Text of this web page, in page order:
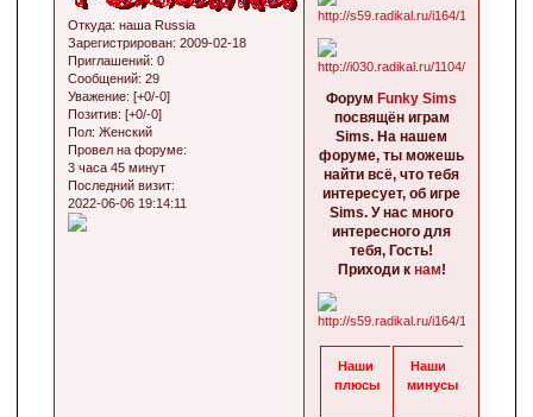
Откуда: наша Russia
Зарегистрирован: 2009-02-18
Приглашений: 0
Сообщений: 29
Уважение: [+0/-0]
Позитив: [+0/-0]
Пол: Женский
Провел на форуме:
3 часа 45 минут
Последний визит:
2022-06-06 19:14:11
Форум Funky Sims
посвящён играм
Sims. На нашем
форуме, ты можешь
найти всё, что тебя
интересует, об игре
Sims. У нас много
интересного для
тебя, Гость!
Приходи к нам!
Наши
плюсы
Наши
минусы